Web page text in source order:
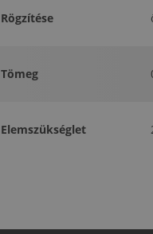
Rögzítése
Tömeg
Elemszükséglet